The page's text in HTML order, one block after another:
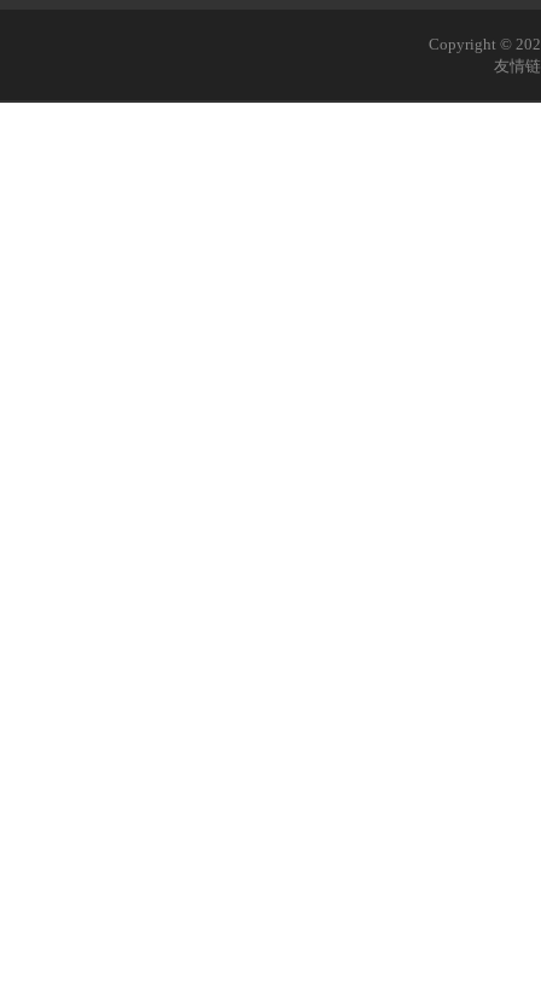
Copyright ©
友情